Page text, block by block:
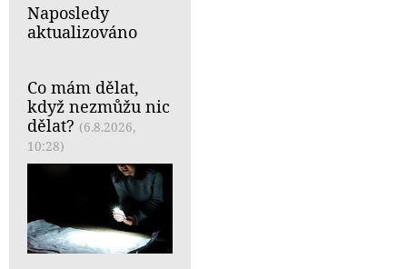
Naposledy
aktualizováno
Co mám dělat,
když nezmůžu nic
dělat? (6.8.2026,
10:28)